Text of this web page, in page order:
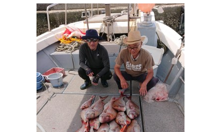
c
e
b
o
o
k
e